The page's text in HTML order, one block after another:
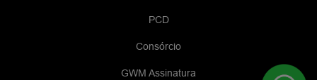
PCD
Consórcio
GWM Assinatura